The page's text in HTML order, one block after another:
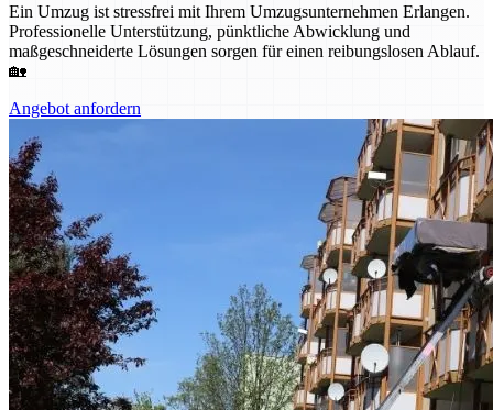
Ein Umzug ist stressfrei mit Ihrem Umzugsunternehmen Erlangen.
Professionelle Unterstützung, pünktliche Abwicklung und
maßgeschneiderte Lösungen sorgen für einen reibungslosen Ablauf.
🏡
Angebot anfordern